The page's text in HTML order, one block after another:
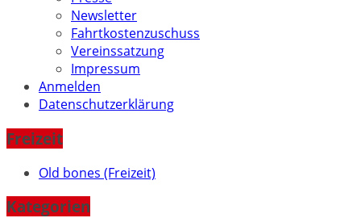
Newsletter
Fahrtkostenzuschuss
Vereinssatzung
Impressum
Anmelden
Datenschutzerklärung
Freizeit
Old bones (Freizeit)
Kategorien